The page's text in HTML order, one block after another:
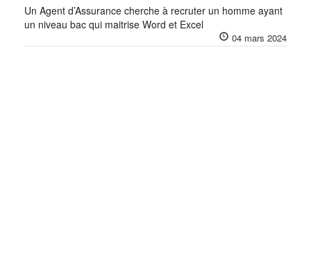
Un Agent d’Assurance cherche à recruter un homme ayant
un niveau bac qui maitrise Word et Excel
04 mars 2024